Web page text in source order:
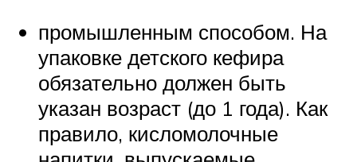
промышленным способом. На
упаковке детского кефира
обязательно должен быть
указан возраст (до 1 года). Как
правило, кисломолочные